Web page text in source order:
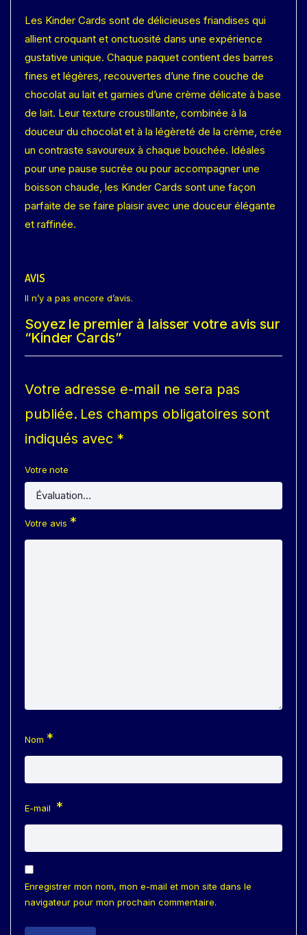
Les Kinder Cards sont de délicieuses friandises qui
allient croquant et onctuosité dans une expérience
gustative unique. Chaque paquet contient des barres
fines et légères, recouvertes d’une fine couche de
chocolat au lait et garnies d’une crème délicate à base
de lait. Leur texture croustillante, combinée à la
douceur du chocolat et à la légèreté de la crème, crée
un contraste savoureux à chaque bouchée. Idéales
pour une pause sucrée ou pour accompagner une
boisson chaude, les Kinder Cards sont une façon
parfaite de se faire plaisir avec une douceur élégante
et raffinée.
AVIS
Il n’y a pas encore d’avis.
Soyez le premier à laisser votre avis sur
“Kinder Cards”
Votre adresse e-mail ne sera pas
publiée. Les champs obligatoires sont
indiqués avec *
Votre note
Votre avis *
Nom *
E-mail *
Enregistrer mon nom, mon e-mail et mon site dans le
navigateur pour mon prochain commentaire.